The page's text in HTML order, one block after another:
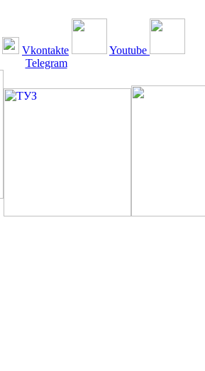
Vkontakte
Youtube
Telegram